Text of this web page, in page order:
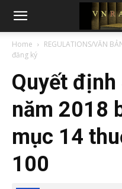
Home REGULATIONS/VĂN
đăng ký
Quyết
năm 2018
mục 14
100